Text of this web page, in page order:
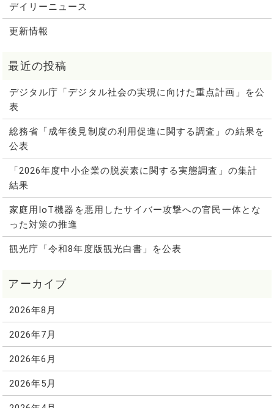
デイリーニュース
更新情報
デジタル庁「デジタル社会の実現に向けた重点計画」を公
表
総務省「成年後見制度の利用促進に関する調査」の結果を
公表
「2026年度中小企業の脱炭素に関する実態調査」の集計
結果
家庭用IoT機器を悪用したサイバー攻撃への官民一体とな
った対策の推進
観光庁「令和8年度版観光白書」を公表
2026年8月
2026年7月
2026年6月
2026年5月